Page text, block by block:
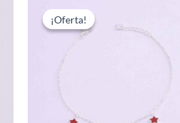
¡Oferta!
¡Oferta!
originalactual
es: